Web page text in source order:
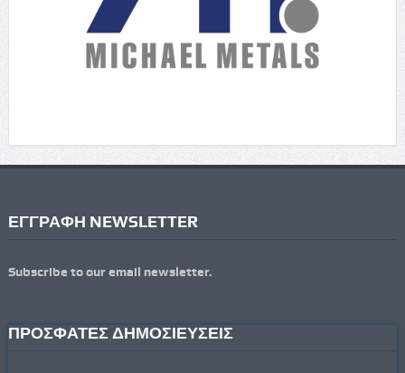
ΕΓΓΡΑΦΗ NEWSLETTER
Subscribe to our email newsletter.
ΠΡΟΣΦΑΤΕΣ ΔΗΜΟΣΙΕΥΣΕΙΣ